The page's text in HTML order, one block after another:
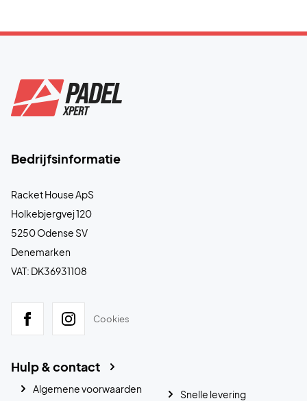
Bedrijfsinformatie
Racket House ApS
Holkebjergvej 120
5250 Odense SV
Denemarken
VAT: DK36931108
Cookies
Hulp & contact
Algemene voorwaarden
Snelle levering